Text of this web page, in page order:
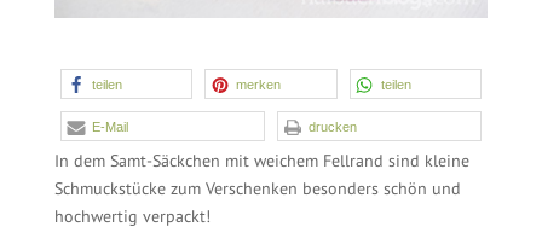
teilen merken teilen
E-Mail drucken
In dem Samt-Säckchen mit weichem Fellrand sind kleine
Schmuckstücke zum Verschenken besonders schön und
hochwertig verpackt!